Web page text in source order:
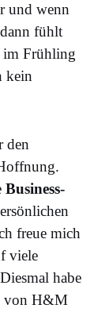
und wenn
fühlt
im Frühling
kein
den
Business-
freue mich
viele
habe
von H&M